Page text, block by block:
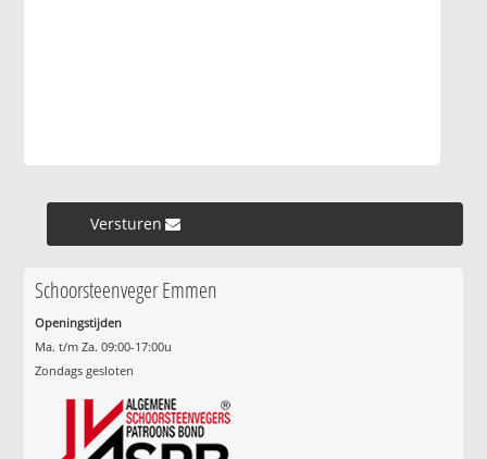
Versturen »
Schoorsteenveger Emmen
Openingstijden
Ma. t/m Za. 09:00-17:00u
Zondags gesloten